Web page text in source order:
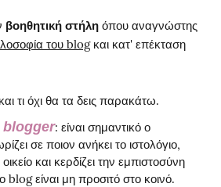
βοηθητική στήλη όπου αναγνώστης
του blogκαι κατ' επέκταση
τι όχι θα τα δεις παρακάτω.
blogger: είναι σημαντικό ο
σε ποιον ανήκει το ιστολόγιο,
οικείο και κερδίζει την εμπιστοσύνη
είναι μη προσιτό στο κοινό.